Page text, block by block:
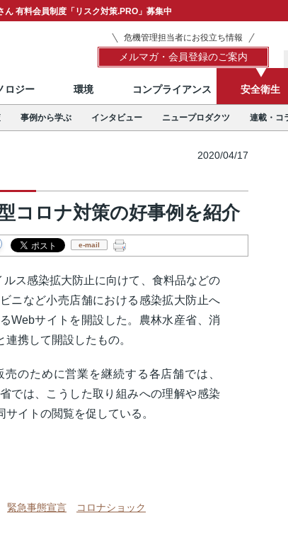
有料会員制度「リスク対策.PRO」募集中
危機管理担当者にお役立ち情報
メルマガ・会員登録のご案内
ロジー 環境 コンプライアンス 安全衛生
事例から学ぶ インタビュー ニュープロダクツ 連載・コ
2020/04/17
コロナ対策の好事例を紹介
e-mail
ス感染拡大防止に向けて、食料品などの
ニなど小売店舗における感染拡大防止へ
Webサイトを開設した。農林水産省、消
携して開設したもの。
のために営業を継続する各店舗では、
では、こうした取り組みへの理解や感染
イトの閲覧を促している。
緊急事態宣言 コロナショック